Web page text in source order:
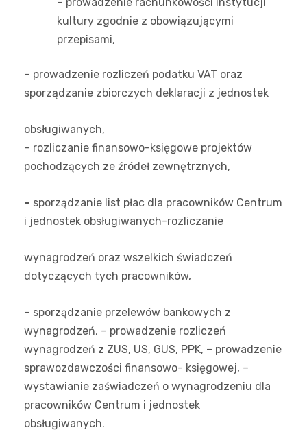
– prowadzenie rachunkowości instytucji
kultury zgodnie z obowiązującymi
przepisami,
– prowadzenie rozliczeń podatku VAT oraz
sporządzanie zbiorczych deklaracji z jednostek
obsługiwanych,
– rozliczanie finansowo-księgowe projektów
pochodzących ze źródeł zewnętrznych,
– sporządzanie list płac dla pracowników Centrum
i jednostek obsługiwanych-rozliczanie
wynagrodzeń oraz wszelkich świadczeń
dotyczących tych pracowników,
– sporządzanie przelewów bankowych z
wynagrodzeń, – prowadzenie rozliczeń
wynagrodzeń z ZUS, US, GUS, PPK, – prowadzenie
sprawozdawczości finansowo- księgowej, –
wystawianie zaświadczeń o wynagrodzeniu dla
pracowników Centrum i jednostek
obsługiwanych.